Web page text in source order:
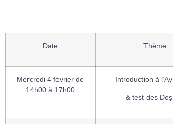
Date Thème
Mercredi 4 février de
14h00 à 17h00
Introduction à
& test des